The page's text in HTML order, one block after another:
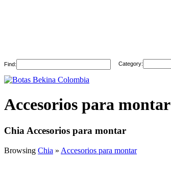
Find: Category:
Accesorios para montar
Chia Accesorios para montar
Browsing Chia » Accesorios para montar